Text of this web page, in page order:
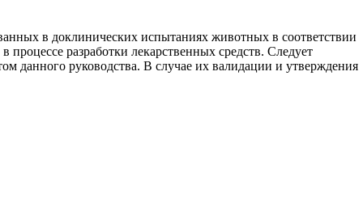
в доклинических испытаниях животных в соответствии
разработки лекарственных средств. Следует
данного руководства. В случае их валидации и утверждения